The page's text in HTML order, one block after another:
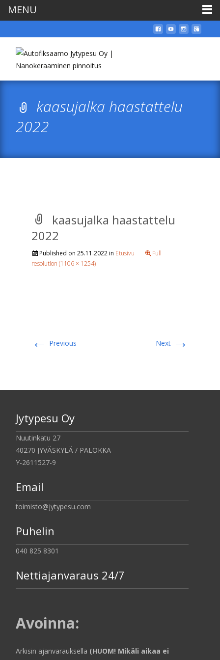
kaasujalka haastattelu
2022
kaasujalka haastattelu
2022
Published on 25.11.2022in Etusivu
Full
resolution (1106 × 1254)
← Previous Next →
Jytypesu Oy
Nuutinkatu 27
40270 JYVÄSKYLÄ / PALOKKA
Y-2611527-9
Email
toimisto@jytypesu.com
Puhelin
040 825 8301
Nettiajanvaraus 24/7
Avoinna:
Arkisin ajanvarauksella (HUOM! Mikäli aikaa ei
MENU